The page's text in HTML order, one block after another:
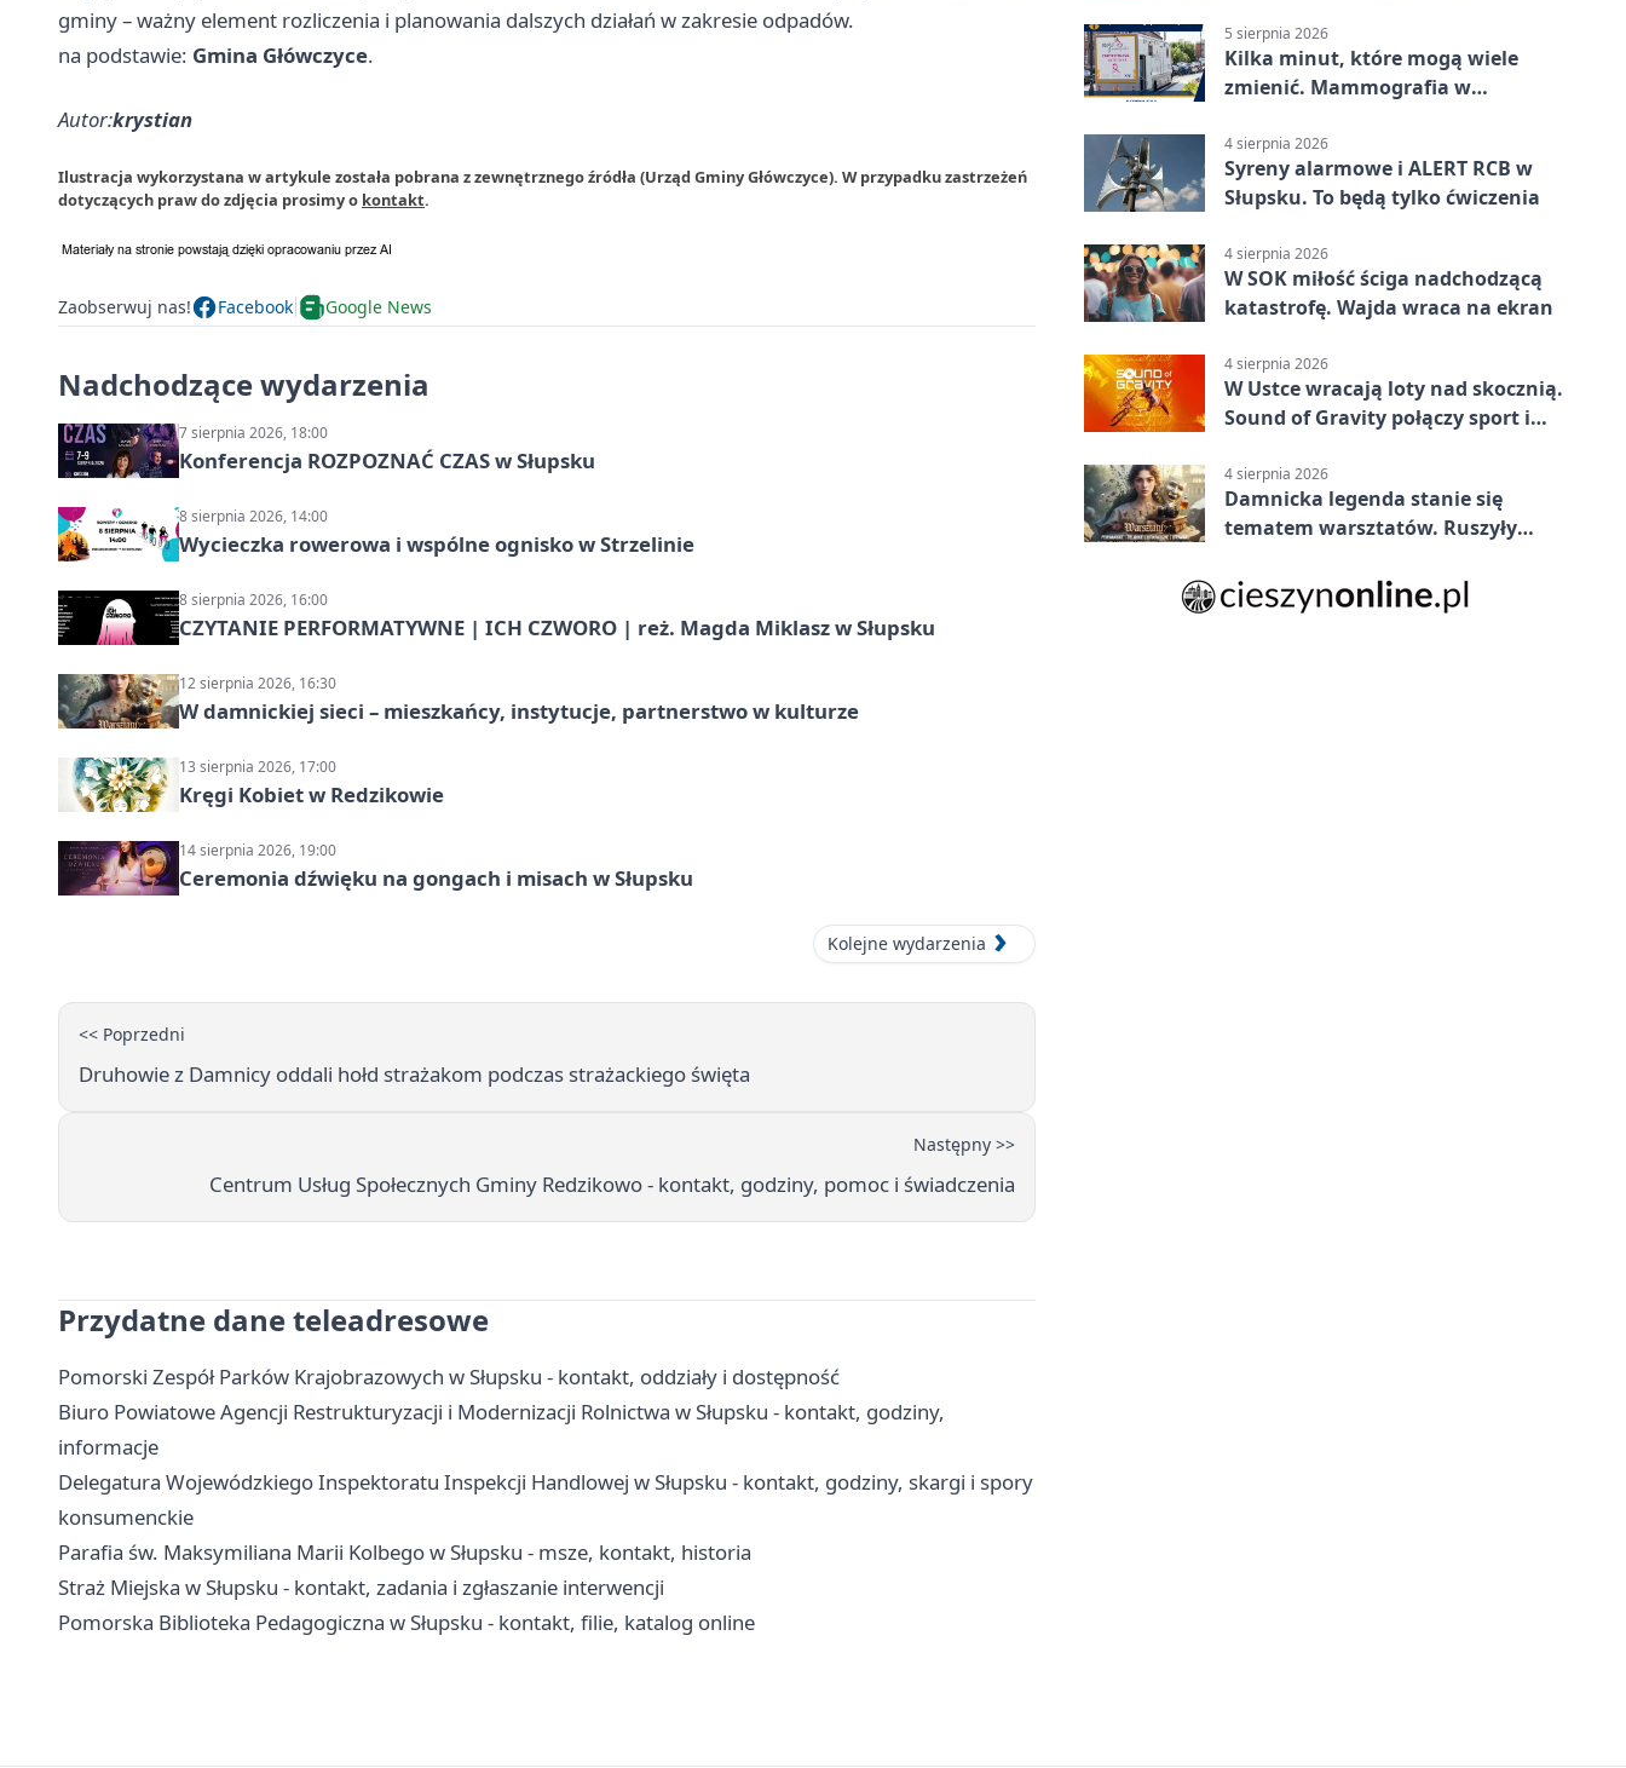
gminy – ważny element rozliczenia i planowania dalszych działań w zakresie odpadów.
na podstawie: Gmina Główczyce.
Autor:krystian
Ilustracja wykorzystana w artykule została pobrana z zewnętrznego źródła (Urząd Gminy Główczyce). W przypadku zastrzeżeń
dotyczących praw do zdjęcia prosimy o kontakt.
Zaobserwuj nas! Facebook Google News
Nadchodzące wydarzenia
7 sierpnia 2026, 18:00
Konferencja ROZPOZNAĆ CZAS w Słupsku
8 sierpnia 2026, 14:00
Wycieczka rowerowa i wspólne ognisko w Strzelinie
8 sierpnia 2026, 16:00
CZYTANIE PERFORMATYWNE | ICH CZWORO | reż. Magda Miklasz w Słupsku
12 sierpnia 2026, 16:30
W damnickiej sieci – mieszkańcy, instytucje, partnerstwo w kulturze
13 sierpnia 2026, 17:00
Kręgi Kobiet w Redzikowie
14 sierpnia 2026, 19:00
Ceremonia dźwięku na gongach i misach w Słupsku
Kolejne wydarzenia
<< Poprzedni
Druhowie z Damnicy oddali hołd strażakom podczas strażackiego święta
Następny >>
Centrum Usług Społecznych Gminy Redzikowo - kontakt, godziny, pomoc i świadczenia
Przydatne dane teleadresowe
Pomorski Zespół Parków Krajobrazowych w Słupsku - kontakt, oddziały i dostępność
Biuro Powiatowe Agencji Restrukturyzacji i Modernizacji Rolnictwa w Słupsku - kontakt, godziny,
informacje
Delegatura Wojewódzkiego Inspektoratu Inspekcji Handlowej w Słupsku - kontakt, godziny, skargi i spory
konsumenckie
Parafia św. Maksymiliana Marii Kolbego w Słupsku - msze, kontakt, historia
Straż Miejska w Słupsku - kontakt, zadania i zgłaszanie interwencji
Pomorska Biblioteka Pedagogiczna w Słupsku - kontakt, filie, katalog online
5 sierpnia 2026
Kilka minut, które mogą wiele
zmienić. Mammografia w
4 sierpnia 2026
Syreny alarmowe i ALERT RCB w
Słupsku. To będą tylko ćwiczenia
4 sierpnia 2026
W SOK miłość ściga nadchodzącą
katastrofę. Wajda wraca na ekran
4 sierpnia 2026
W Ustce wracają loty nad skocznią.
Sound of Gravity połączy sport i
4 sierpnia 2026
Damnicka legenda stanie się
tematem warsztatów. Ruszyły